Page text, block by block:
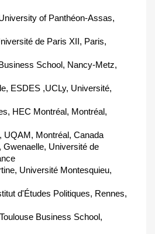
of Panthéon-Assas,
de Paris XII, Paris,
School, Nancy-Metz,
ESDES ,UCLy, Université,
HEC Montréal, Montréal,
UQAM, Montréal, Canada
Université de
Université Montesquieu,
d'Études Politiques, Rennes,
Business School,